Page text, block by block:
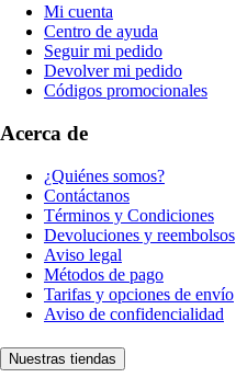
Mi cuenta
Centro de ayuda
Seguir mi pedido
Devolver mi pedido
Códigos promocionales
Acerca de
¿Quiénes somos?
Contáctanos
Términos y Condiciones
Devoluciones y reembolsos
Aviso legal
Métodos de pago
Tarifas y opciones de envío
Aviso de confidencialidad
Nuestras tiendas